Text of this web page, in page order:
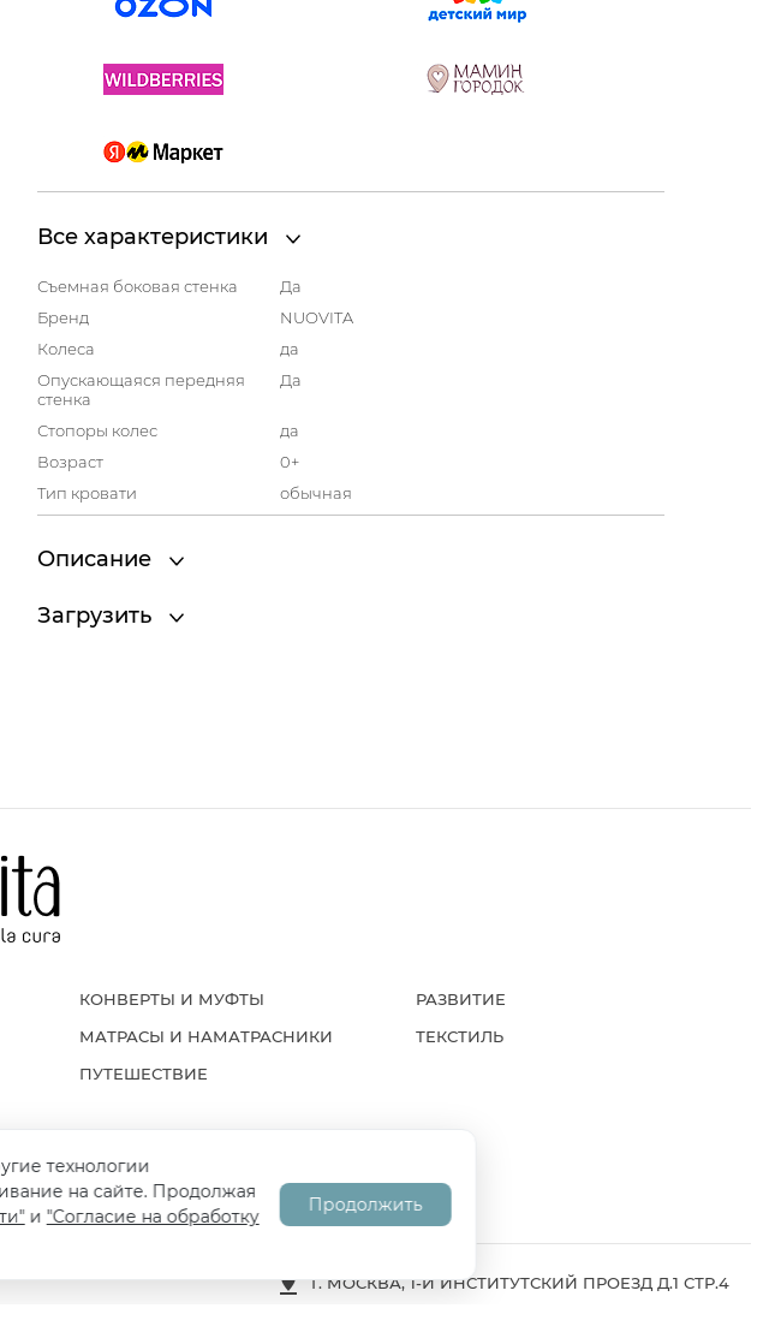
Все характеристики
Съемная боковая стенка
Да
Бренд
NUOVITA
Колеса
да
Опускающаяся передняя
стенка
Да
Стопоры колес
да
Возраст
0+
Тип кровати
обычная
Описание
Загрузить
КОНВЕРТЫ И МУФТЫ
МАТРАСЫ И НАМАТРАСНИКИ
ПУТЕШЕСТВИЕ
РАЗВИТИЕ
ТЕКСТИЛЬ
ПУБЛИЧНАЯ ОФЕРТА СОГЛАСИЕ НА ОБРАБОТКУ ПД
Г. МОСКВА, 1-Й ИНСТИТУТСКИЙ ПРОЕЗД Д.1 СТР.4
технологии
на сайте. Продолжая
и "Согласие на обработку
Продолжить